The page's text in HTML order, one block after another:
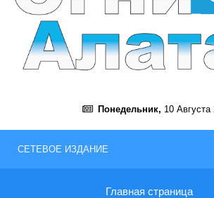
Понедельник, 10 Августа
СЕТЕВОЕ ИЗДАНИЕ
Главная страница